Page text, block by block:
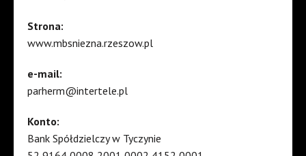
Strona:
www.mbsniezna.rzeszow.pl
e-mail:
parherm@intertele.pl
Konto:
Bank Spółdzielczy w Tyczynie